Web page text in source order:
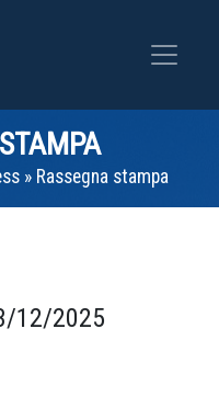
» Rassegna stampa
12/2025